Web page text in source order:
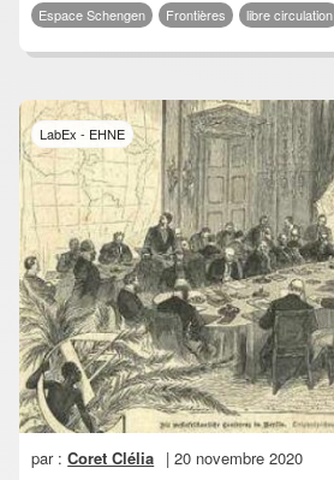
Espace Schengen Frontières libre circulation
LabEx - EHNE
par :Coret Clélia | 20 novembre 2020